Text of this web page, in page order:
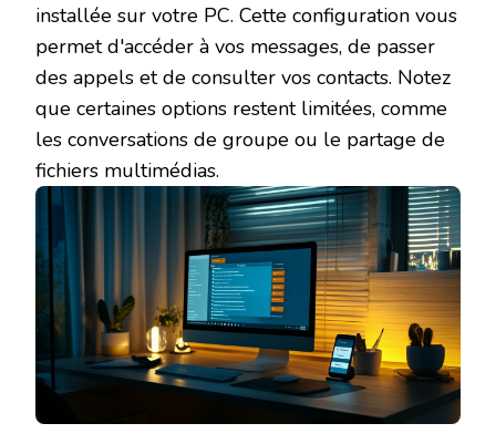
installée sur votre PC. Cette configuration vous
permet d'accéder à vos messages, de passer
des appels et de consulter vos contacts. Notez
que certaines options restent limitées, comme
les conversations de groupe ou le partage de
fichiers multimédias.